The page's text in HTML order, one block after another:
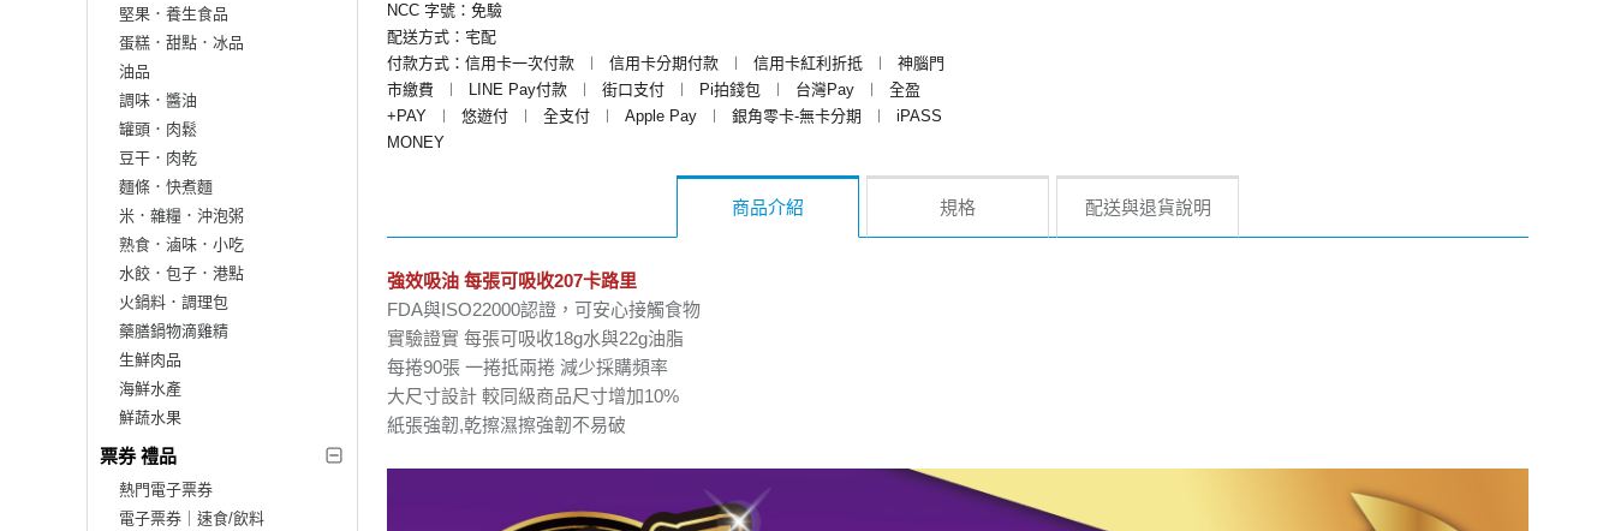
堅果．養生食品
蛋糕．甜點．冰品
油品
調味．醬油
罐頭．肉鬆
豆干．肉乾
麵條．快煮麵
米．雜糧．沖泡粥
熟食．滷味．小吃
水餃．包子．港點
火鍋料．調理包
藥膳鍋物滴雞精
生鮮肉品
海鮮水產
鮮蔬水果
票券 禮品
熱門電子票券
電子票券｜速食/飲料
NCC 字號：免驗
配送方式：宅配
付款方式：信用卡一次付款
︱ 信用卡分期付款 ︱ 信用卡紅利折抵 ︱
神腦門
市繳費
︱ LINE Pay付款 ︱ 街口支付 ︱ Pi拍錢包 ︱ 台灣Pay ︱
全盈
+PAY
︱ 悠遊付 ︱ 全支付 ︱ Apple Pay ︱ 銀角零卡-無卡分期 ︱
iPASS
MONEY
商品介紹 規格 配送與退貨說明
強效吸油 每張可吸收207卡路里
FDA與ISO22000認證，可安心接觸食物
實驗證實 每張可吸收18g水與22g油脂
每捲90張 一捲抵兩捲 減少採購頻率
大尺寸設計 較同級商品尺寸增加10%
紙張強韌,乾擦濕擦強韌不易破